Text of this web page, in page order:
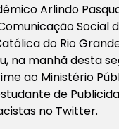
Arlindo
Social
do Rio
na manhã desta
ao Ministério
de
no Twitter.